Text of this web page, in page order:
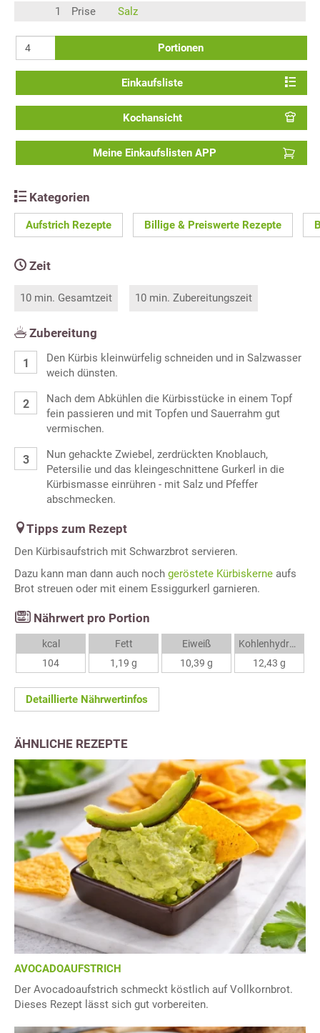
1
Prise Salz
Portionen
Einkaufsliste
Kochansicht
Meine Einkaufslisten APP
Kategorien
Aufstrich Rezepte Billige & Preiswerte Rezepte
Zeit
10 min. Gesamtzeit 10 min. Zubereitungszeit
Zubereitung
Den Kürbis kleinwürfelig schneiden und in Salzwasser
weich dünsten.
Nach dem Abkühlen die Kürbisstücke in einem Topf
fein passieren und mit Topfen und Sauerrahm gut
vermischen.
Nun gehackte Zwiebel, zerdrückten Knoblauch,
Petersilie und das kleingeschnittene Gurkerl in die
Kürbismasse einrühren - mit Salz und Pfeffer
abschmecken.
Tipps zum Rezept
Den Kürbisaufstrich mit Schwarzbrot servieren.
Dazu kann man dann auch noch geröstete Kürbiskerne aufs
Brot streuen oder mit einem Essiggurkerl garnieren.
Nährwert pro Portion
kcal
104
Fett
1,19 g
Eiweiß
10,39 g
Kohlenhydrate
12,43 g
Detaillierte Nährwertinfos
ÄHNLICHE REZEPTE
AVOCADOAUFSTRICH
Der Avocadoaufstrich schmeckt köstlich auf Vollkornbrot.
Dieses Rezept lässt sich gut vorbereiten.